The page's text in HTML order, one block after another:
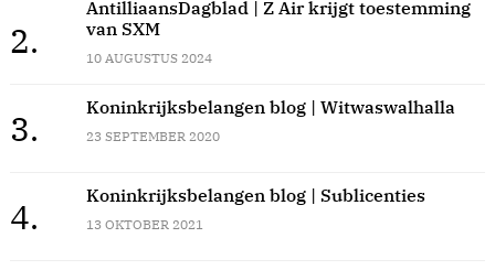
2.
AntilliaansDagblad | Z Air krijgt toestemming
van SXM
10 AUGUSTUS 2024
3.
Koninkrijksbelangen blog | Witwaswalhalla
23 SEPTEMBER 2020
4.
Koninkrijksbelangen blog | Sublicenties
13 OKTOBER 2021